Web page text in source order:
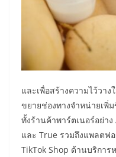
และเพื่อสร้างความไว้วา
ขยายช่องทางจำหน่ายเพิ่
ทั้งร้านค้าพาร์ตเนอร์อย่า
และ True รวมถึงแพลตฟ
TikTok Shop ด้านบริการ